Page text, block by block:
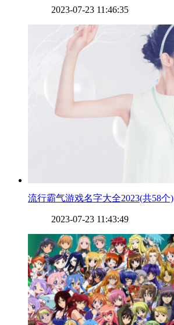
2023-07-23 11:46:35
​流行霸气游戏名字大全2023(共58个)
2023-07-23 11:43:49